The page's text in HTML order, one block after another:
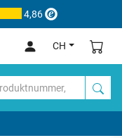
4,86
CH